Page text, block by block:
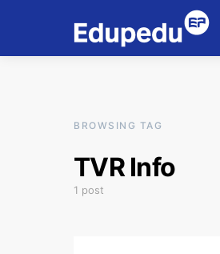
BROWSING TAG
TVR Info
1 post